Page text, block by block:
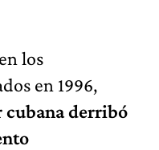
los
en 1996,
derribó